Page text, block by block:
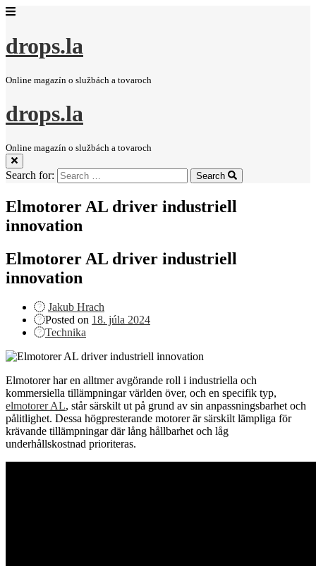
drops.la
Online magazín o službách a tovaroch
drops.la
Online magazín o službách a tovaroch
Search for: Search
Elmotorer AL driver industriell
innovation
Elmotorer AL driver industriell
innovation
Jakub Hrach
Posted on 18. júla 2024
Technika
Elmotorer har en alltmer avgörande roll i industriella och
kommersiella tillämpningar världen över, och en specifik typ,
elmotorer AL, står särskilt ut på grund av sin anpassningsbarhet och
pålitlighet. Dessa högpresterande motorer är särskilt lämpliga för
krävande tillämpningar där lång hållbarhet och låg
underhållskostnad prioriteras.